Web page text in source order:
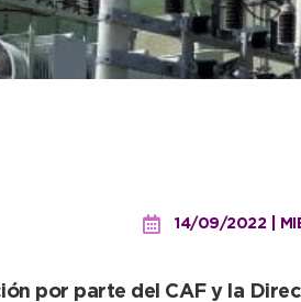
14/09/2022 |
por parte del CAF y la